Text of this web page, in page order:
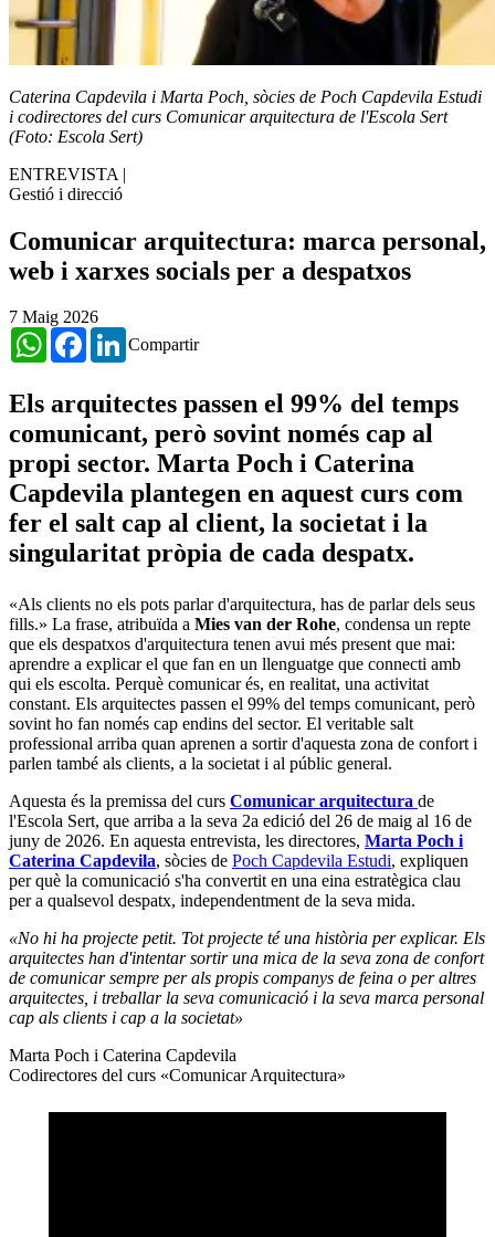
Caterina Capdevila i Marta Poch, sòcies de Poch Capdevila Estudi
i codirectores del curs Comunicar arquitectura de l'Escola Sert
(Foto: Escola Sert)
ENTREVISTA |
Gestió i direcció
Comunicar arquitectura: marca personal,
web i xarxes socials per a despatxos
7 Maig 2026
Compartir
WhatsAppFacebookLinkedIn
Els arquitectes passen el 99% del temps
comunicant, però sovint només cap al
propi sector. Marta Poch i Caterina
Capdevila plantegen en aquest curs com
fer el salt cap al client, la societat i la
singularitat pròpia de cada despatx.
«Als clients no els pots parlar d'arquitectura, has de parlar dels seus
fills.» La frase, atribuïda a Mies van der Rohe, condensa un repte
que els despatxos d'arquitectura tenen avui més present que mai:
aprendre a explicar el que fan en un llenguatge que connecti amb
qui els escolta. Perquè comunicar és, en realitat, una activitat
constant. Els arquitectes passen el 99% del temps comunicant, però
sovint ho fan només cap endins del sector. El veritable salt
professional arriba quan aprenen a sortir d'aquesta zona de confort i
parlen també als clients, a la societat i al públic general.
Aquesta és la premissa del curs Comunicar arquitectura de
l'Escola Sert, que arriba a la seva 2a edició del 26 de maig al 16 de
juny de 2026. En aquesta entrevista, les directores, Marta Poch i
Caterina Capdevila, sòcies de Poch Capdevila Estudi, expliquen
per què la comunicació s'ha convertit en una eina estratègica clau
per a qualsevol despatx, independentment de la seva mida.
«No hi ha projecte petit. Tot projecte té una història per explicar. Els
arquitectes han d'intentar sortir una mica de la seva zona de confort
de comunicar sempre per als propis companys de feina o per altres
arquitectes, i treballar la seva comunicació i la seva marca personal
cap als clients i cap a la societat»
Marta Poch i Caterina Capdevila
Codirectores del curs «Comunicar Arquitectura»